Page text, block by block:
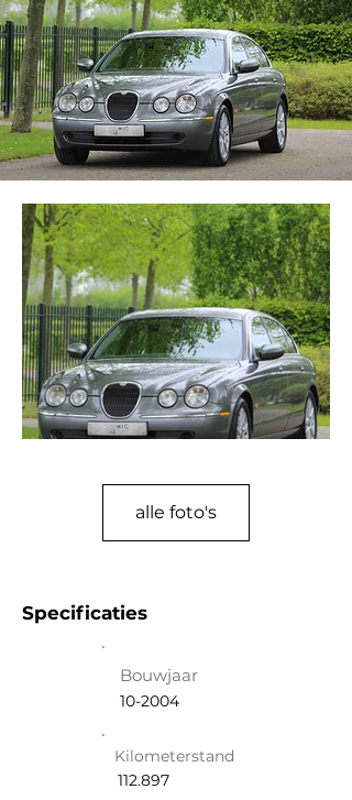
alle foto's
Specificaties
Bouwjaar
10-2004
Kilometerstand
112.897